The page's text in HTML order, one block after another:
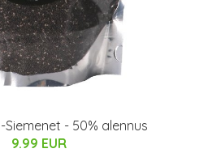
Siemenet - 50% alennus
9.99 EUR